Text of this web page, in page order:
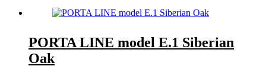
PORTA LINE model E.1 Siberian
Oak